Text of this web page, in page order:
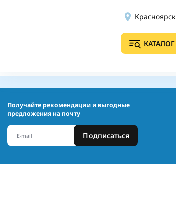
Красноярск
КАТАЛОГ
Получайте рекомендации и выгодные
предложения на почту
Подписаться